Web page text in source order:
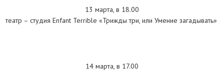
13 марта, в 18.00
театр – студия Enfant Terrible «Трижды три, или Умение загадывать»
14 марта, в 17.00